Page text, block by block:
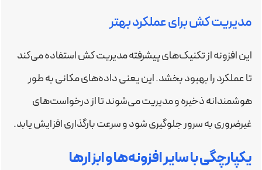
مدیریت کش برای عملکرد بهتر
این افزونه از تکنیک‌های پیشرفته مدیریت کش استفاده می‌کند
تا عملکرد را بهبود بخشد. این یعنی داده‌های مکانی به طور
هوشمندانه ذخیره و مدیریت می‌شوند تا از درخواست‌های
غیرضروری به سرور جلوگیری شود و سرعت بارگذاری افزایش یابد.
یکپارچگی با سایر افزونه‌ها و ابزارها